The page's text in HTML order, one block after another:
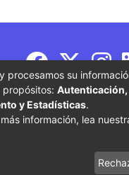
Ministerio de
procesamos su
propósitos:
y Estadísticas.
información, lea